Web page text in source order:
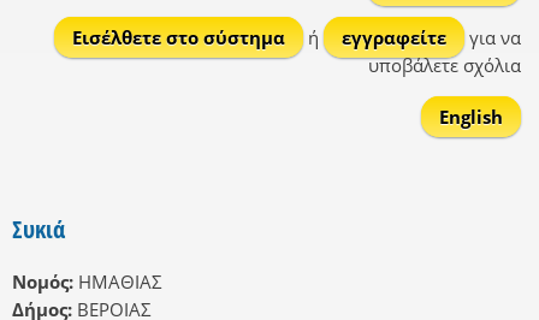
Εισέλθετε στο σύστημα
ή εγγραφείτε
για να
υποβάλετε σχόλια
English
Συκιά
Νομός: ΗΜΑΘΙΑΣ
Δήμος: ΒΕΡΟΙΑΣ